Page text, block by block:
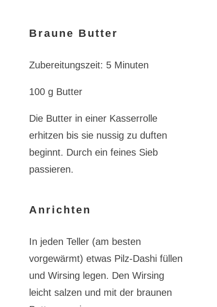
Braune Butter
Zubereitungszeit: 5 Minuten
100 g Butter
Die Butter in einer Kasserrolle
erhitzen bis sie nussig zu duften
beginnt. Durch ein feines Sieb
passieren.
Anrichten
In jeden Teller (am besten
vorgewärmt) etwas Pilz-Dashi füllen
und Wirsing legen. Den Wirsing
leicht salzen und mit der braunen